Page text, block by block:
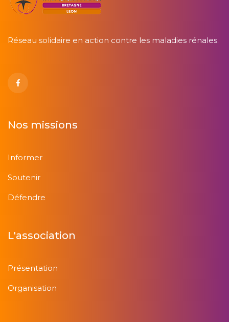
Réseau solidaire en action contre les maladies rénales.
Nos missions
Informer
Soutenir
Défendre
L'association
Présentation
Organisation